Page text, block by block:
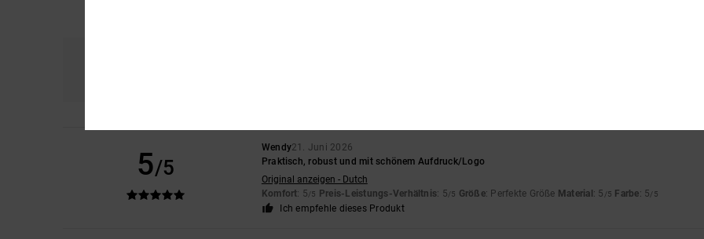
5/5
Wendy21. Juni 2026
Praktisch, robust und mit schönem Aufdruck/Logo
Original anzeigen - Dutch
Komfort: 5/5 Preis-Leistungs-Verhältnis: 5/5 Größe: Perfekte Größe Material : 5 /5 Farbe: 5/5
Ich empfehle dieses Produkt